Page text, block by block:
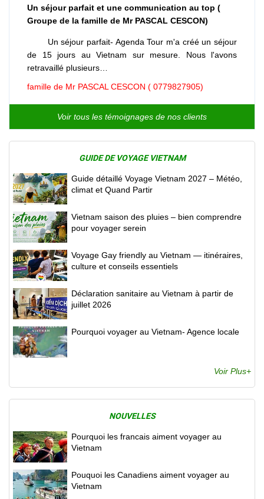
Un séjour parfait et une communication au top (
Groupe de la famille de Mr PASCAL CESCON)
Un séjour parfait- Agenda Tour m'a créé un séjour
de 15 jours au Vietnam sur mesure. Nous l'avons
retravaillé plusieurs…
famille de Mr PASCAL CESCON ( 0779827905)
Voir tous les témoignages de nos clients
GUIDE DE VOYAGE VIETNAM
Guide détaillé Voyage Vietnam 2027 – Météo,
climat et Quand Partir
Vietnam saison des pluies – bien comprendre
pour voyager serein
Voyage Gay friendly au Vietnam — itinéraires,
culture et conseils essentiels
Déclaration sanitaire au Vietnam à partir de
juillet 2026
Pourquoi voyager au Vietnam- Agence locale
Voir Plus+
NOUVELLES
Pourquoi les francais aiment voyager au
Vietnam
Pouquoi les Canadiens aiment voyager au
Vietnam